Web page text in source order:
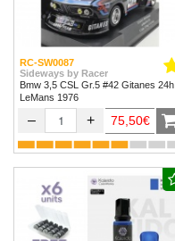
RC-SW0087
Sideways by Racer
Bmw 3,5 CSL Gr.5 #42 Gitanes 24h
LeMans 1976
– + 75,50€